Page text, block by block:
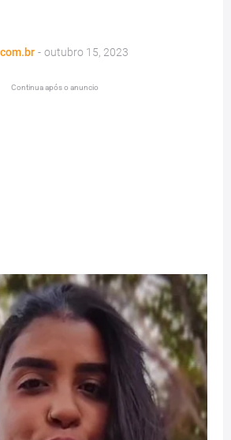
- outubro 15, 2023
Continua após o anuncio